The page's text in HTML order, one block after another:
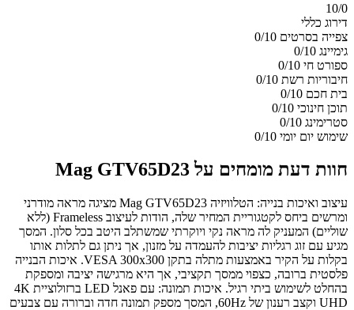
10/0
דירוג כללי
צפייה בסרטים 0/10
גימיינג 0/10
ספורט חי 0/10
חיבוריות רשת 0/10
בית חכם 0/10
תוכן חינוכי 0/10
סטרימינג 0/10
שימוש יום יומי 0/10
חוות דעת מומחים על Mag GTV65D23
עיצוב ואיכות בנייה: הטלוויזיה Mag GTV65D23 מציגה מראה מודרני
ומרשים ביחס לקטגוריית המחיר שלה, הודות לעיצוב Frameless (ללא
שוליים) המעניק לה מראה נקי ויוקרתי שמשתלב היטב בכל סלון. המסך
מגיע עם זוג רגליות יציבות להעמדה על מזנון, אך ניתן גם לתלות אותו
בקלות על הקיר באמצעות מתלה בתקן VESA 300x300. איכות הבנייה
פלסטית ברובה, כצפוי ממסך תקציבי, אך היא מרגישה יציבה ומספקת
בהחלט לשימוש ביתי רגיל. איכות תמונה: עם פאנל LED ברזולוציית 4K
UHD וקצב רענון של 60Hz, המסך מספק תמונה חדה וברורה עם צבעים